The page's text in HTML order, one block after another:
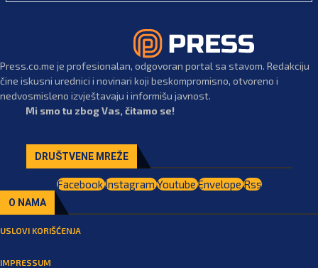
Press.co.me je profesionalan, odgovoran portal sa stavom. Redakciju
čine iskusni urednici i novinari koji beskompromisno, otvoreno i
nedvosmisleno izvještavaju i informišu javnost.
Mi smo tu zbog Vas, čitamo se!
DRUŠTVENE MREŽE
FacebookInstagramYoutubeEnvelopeRss
O NAMA
USLOVI KORIŠĆENJA
IMPRESSUM